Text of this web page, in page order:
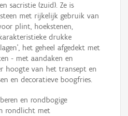
sacristie (zuid). Ze is
met rijkelijk gebruik van
plint, hoekstenen,
drukke
het geheel afgedekt met
- met aandaken en
hoogte van het transept en
en decoratieve boogfries.
en rondbogige
rondlicht met